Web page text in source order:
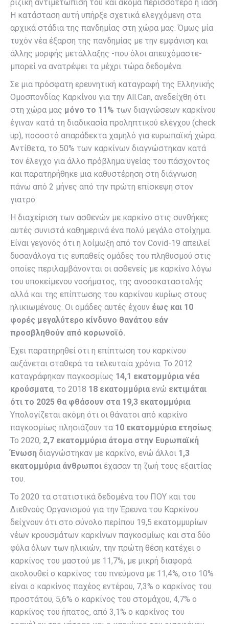
ριζική αντιμετώπισή του και ακόμα περισσότερο η ίαση.
Η κατάσταση αυτή υπήρξε σχετικά ελεγχόμενη στα
αρχικά στάδια της πανδημίας στη χώρα μας. Όμως μία
τυχόν νέα έξαρση της πανδημίας με την εμφάνιση και
άλλης μορφής μετάλλαξης -που όλοι απευχόμαστε-
μπορεί να ανατρέψει τα μέχρι τώρα δεδομένα.
Σε μια πρόσφατη ερευνητική καταγραφή της Ελληνικής
Ομοσπονδίας Καρκίνου για την All.Can, ανεδείχθη ότι
στη χώρα μας μόνο το 11% των διαγνώσεων καρκίνου
έγιναν κατά τη διαδικασία προληπτικού ελέγχου (check
up), ποσοστό απαράδεκτα χαμηλό για ευρωπαϊκή χώρα.
Αντίθετα, το 50% των καρκίνων διαγνώστηκαν κατά
τον έλεγχο για άλλο πρόβλημα υγείας του πάσχοντος
και παρατηρήθηκε μια καθυστέρηση στη διάγνωση
πάνω από 2 μήνες από την πρώτη επίσκεψη στον
γιατρό.
Η διαχείριση των ασθενών με καρκίνο στις συνθήκες
αυτές συνιστά καθημερινά ένα πολύ μεγάλο στοίχημα.
Είναι γεγονός ότι η λοίμωξη από τον Covid-19 απειλεί
δυσανάλογα τις ευπαθείς ομάδες του πληθυσμού στις
οποίες περιλαμβάνονται οι ασθενείς με καρκίνο λόγω
του υποκείμενου νοσήματος, της ανοσοκαταστολής
αλλά και της επίπτωσης του καρκίνου κυρίως στους
ηλικιωμένους. Οι ομάδες αυτές έχουν έως και 10
φορές μεγαλύτερο κίνδυνο θανάτου εάν
προσβληθούν από κορωνοϊό.
Έχει παρατηρηθεί ότι η επίπτωση του καρκίνου
αυξάνεται σταθερά τα τελευταία χρόνια. Το 2012
καταγράφηκαν παγκοσμίως 14,1 εκατομμύρια νέα
κρούσματα, το 2018 18 εκατομμύρια ενώ εκτιμάται
ότι το 2025 θα φθάσουν στα 19,3 εκατομμύρια.
Υπολογίζεται ακόμη ότι οι θάνατοι από καρκίνο
παγκοσμίως πλησιάζουν τα 10 εκατομμύρια ετησίως.
Το 2020, 2,7 εκατομμύρια άτομα στην Ευρωπαϊκή
Ένωση διαγνώστηκαν με καρκίνο, ενώ άλλοι 1,3
εκατομμύρια άνθρωποι έχασαν τη ζωή τους εξαιτίας
του.
Το 2020 τα στατιστικά δεδομένα του ΠΟΥ και του
Διεθνούς Οργανισμού για την Έρευνα του Καρκίνου
δείχνουν ότι στο σύνολο περίπου 19,5 εκατομμυρίων
νέων κρουσμάτων καρκίνων παγκοσμίως και στα δύο
φύλα όλων των ηλικιών, την πρώτη θέση κατέχει ο
καρκίνος του μαστού με 11,7%, με μικρή διαφορά
ακολουθεί ο καρκίνος του πνεύμονα με 11,4%, στο 10%
είναι ο καρκίνος παχέος εντέρου, 7,3% ο καρκίνος του
προστάτου, 5,6% ο καρκίνος του στομάχου, 4,7% ο
καρκίνος του ήπατος, από 3,1% ο καρκίνος του